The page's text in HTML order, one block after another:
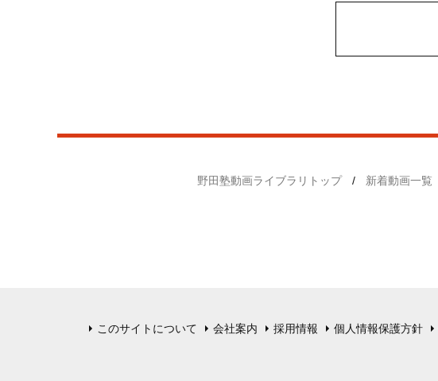
野田塾動画ライブラリトップ 新着動画一覧
このサイトについて 会社案内 採用情報 個人情報保護方針